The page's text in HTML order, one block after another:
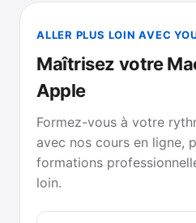
ALLER PLUS LOIN AVEC
Maîtrisez votre
Apple
Formez-vous à votre
avec nos cours en ligne,
formations
loin.